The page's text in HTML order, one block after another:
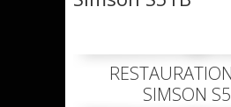
SIMSON